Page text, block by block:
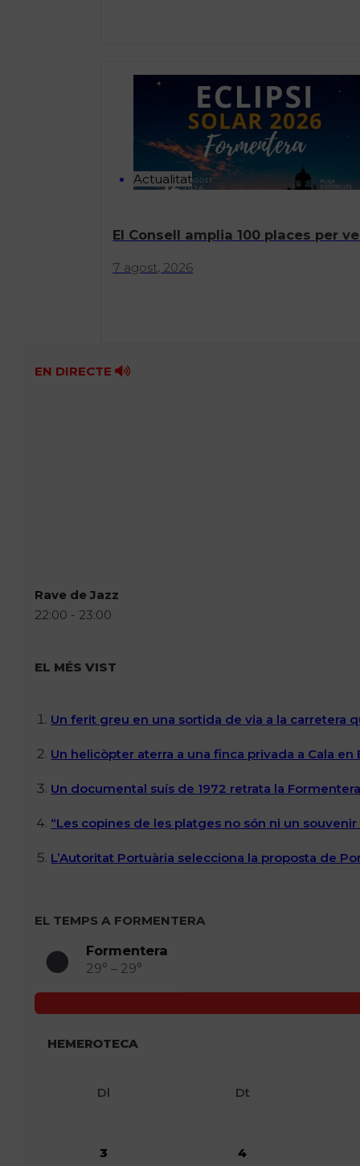
Actualitat
El Consell amplia 100 places per
7 agost, 2026
EN DIRECTE
Rave de Jazz
22:00 - 23:00
EL MÉS VIST
Un ferit greu en una sortida de via a la carretera
Un helicòpter aterra a una finca privada a Cala
Un documental suís de 1972 retrata la
“Les copines de les platges no són ni un
L’Autoritat Portuària selecciona la proposta de
EL TEMPS A FORMENTERA
Formentera
29° – 29°
HEMEROTECA
Dl Dt
3
4